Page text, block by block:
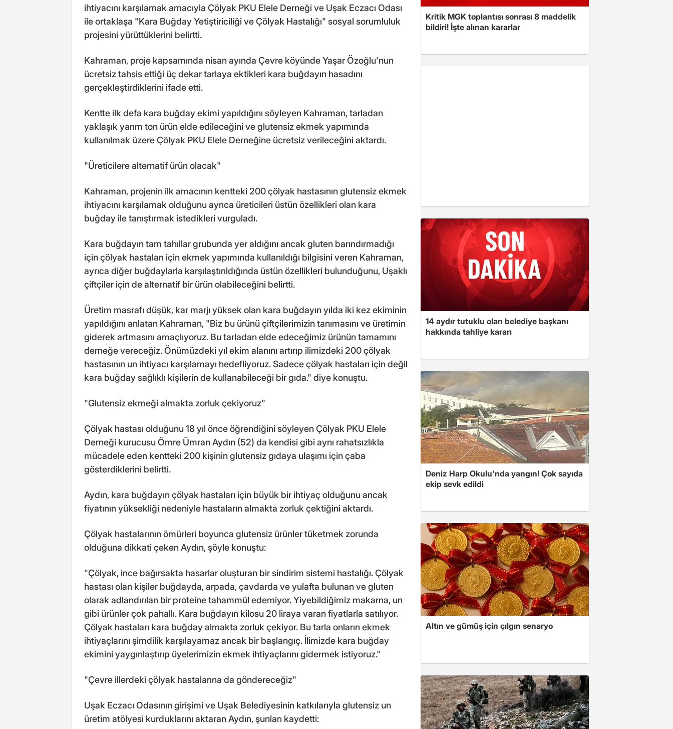
ihtiyacını karşılamak amacıyla Çölyak PKU Elele Derneği ve Uşak Eczacı Odası
ile ortaklaşa "Kara Buğday Yetiştiriciliği ve Çölyak Hastalığı" sosyal sorumluluk
projesini yürüttüklerini belirtti.
Kahraman, proje kapsamında nisan ayında Çevre köyünde Yaşar Özoğlu'nun
ücretsiz tahsis ettiği üç dekar tarlaya ektikleri kara buğdayın hasadını
gerçekleştirdiklerini ifade etti.
Kentte ilk defa kara buğday ekimi yapıldığını söyleyen Kahraman, tarladan
yaklaşık yarım ton ürün elde edileceğini ve glutensiz ekmek yapımında
kullanılmak üzere Çölyak PKU Elele Derneğine ücretsiz verileceğini aktardı.
"Üreticilere alternatif ürün olacak"
Kahraman, projenin ilk amacının kentteki 200 çölyak hastasının glutensiz ekmek
ihtiyacını karşılamak olduğunu ayrıca üreticileri üstün özellikleri olan kara
buğday ile tanıştırmak istedikleri vurguladı.
Kara buğdayın tam tahıllar grubunda yer aldığını ancak gluten barındırmadığı
için çölyak hastaları için ekmek yapımında kullanıldığı bilgisini veren Kahraman,
ayrıca diğer buğdaylarla karşılaştırıldığında üstün özellikleri bulunduğunu, Uşaklı
çiftçiler için de alternatif bir ürün olabileceğini belirtti.
Üretim masrafı düşük, kar marjı yüksek olan kara buğdayın yılda iki kez ekiminin
yapıldığını anlatan Kahraman, "Biz bu ürünü çiftçilerimizin tanımasını ve üretimin
giderek artmasını amaçlıyoruz. Bu tarladan elde edeceğimiz ürünün tamamını
derneğe vereceğiz. Önümüzdeki yıl ekim alanını artırıp ilimizdeki 200 çölyak
hastasının un ihtiyacı karşılamayı hedefliyoruz. Sadece çölyak hastaları için değil
kara buğday sağlıklı kişilerin de kullanabileceği bir gıda." diye konuştu.
"Glutensiz ekmeği almakta zorluk çekiyoruz"
Çölyak hastası olduğunu 18 yıl önce öğrendiğini söyleyen Çölyak PKU Elele
Derneği kurucusu Ömre Ümran Aydın (52) da kendisi gibi aynı rahatsızlıkla
mücadele eden kentteki 200 kişinin glutensiz gıdaya ulaşımı için çaba
gösterdiklerini belirtti.
Aydın, kara buğdayın çölyak hastaları için büyük bir ihtiyaç olduğunu ancak
fiyatının yüksekliği nedeniyle hastaların almakta zorluk çektiğini aktardı.
Çölyak hastalarının ömürleri boyunca glutensiz ürünler tüketmek zorunda
olduğuna dikkati çeken Aydın, şöyle konuştu:
"Çölyak, ince bağırsakta hasarlar oluşturan bir sindirim sistemi hastalığı. Çölyak
hastası olan kişiler buğdayda, arpada, çavdarda ve yulafta bulunan ve gluten
olarak adlandırılan bir proteine tahammül edemiyor. Yiyebildiğimiz makarna, un
gibi ürünler çok pahallı. Kara buğdayın kilosu 20 liraya varan fiyatlarla satılıyor.
Çölyak hastaları kara buğday almakta zorluk çekiyor. Bu tarla onların ekmek
ihtiyaçlarını şimdilik karşılayamaz ancak bir başlangıç. İlimizde kara buğday
ekimini yaygınlaştırıp üyelerimizin ekmek ihtiyaçlarını gidermek istiyoruz."
"Çevre illerdeki çölyak hastalarına da göndereceğiz"
Uşak Eczacı Odasının girişimi ve Uşak Belediyesinin katkılarıyla glutensiz un
üretim atölyesi kurduklarını aktaran Aydın, şunları kaydetti:
Kritik MGK toplantısı sonrası 8 maddelik
bildiri! İşte alınan kararlar
14 aydır tutuklu olan belediye başkanı
hakkında tahliye kararı
Deniz Harp Okulu'nda yangın! Çok sayıda
ekip sevk edildi
Altın ve gümüş için çılgın senaryo